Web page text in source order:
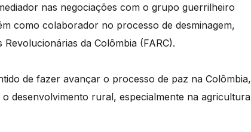
nas negociações com o grupo guerrilheiro
como colaborador no processo de desminagem,
da Colômbia (FARC).
de fazer avançar o processo de paz na Colômbia,
desenvolvimento rural, especialmente na agricultura